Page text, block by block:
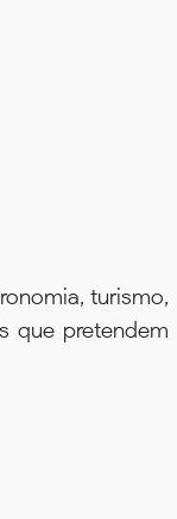
turismo,
que pretendem